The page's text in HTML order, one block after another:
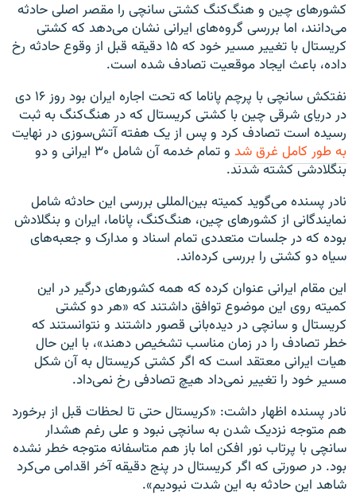
کشورهای چین و هنگ‌کنگ کشتی سانچی را مقصر اصلی حادثه
می‌دانند، اما بررسی گروه‌های ایرانی نشان می‌دهد که کشتی
کریستال با تغییر مسیر خود که ۱۵ دقیقه قبل از وقوع حادثه رخ
داده، باعث ایجاد موقعیت تصادف شده است.
نفتکش سانچی با پرچم پاناما که تحت اجاره ایران بود روز ۱۶ دی
در دریای شرقی چین با کشتی کریستال که در هنگ‌کنگ به ثبت
رسیده است تصادف کرد و پس از یک هفته آتش‌سوزی در نهایت
به طور کامل غرق شد
و تمام خدمه آن شامل ۳۰ ایرانی و دو
بنگلادشی کشته شدند.
نادر پسنده می‌گوید کمیته بین‌المللی بررسی این حادثه شامل
نمایندگانی از کشورهای چین، هنگ‌کنگ، پاناما، ایران و بنگلادش
بوده که در جلسات متعددی تمام اسناد و مدارک و جعبه‌های
سیاه دو کشتی را بررسی کرده‌اند.
این مقام ایرانی عنوان کرده که همه کشورهای درگیر در این
کمیته روی این موضوع توافق داشتند که «هر دو کشتی
کریستال و سانچی در دیده‌بانی قصور داشتند و نتوانستند که
خطر تصادف را در زمان مناسب تشخیص دهند»، با این حال
هیات ایرانی معتقد است که اگر کشتی کریستال به آن شکل
مسیر خود را تغییر نمی‌داد هیچ تصادفی رخ نمی‌داد.
نادر پسنده اظهار داشت: «کریستال حتی تا لحظات قبل از برخورد
هم متوجه نزدیک شدن به سانچی نبود و علی رغم هشدار
سانچی با پرتاب نور افکن اما باز هم متاسفانه متوجه خطر نشده
بود. در صورتی که اگر کریستال در پنج دقیقه آخر اقدامی می‌کرد
شاهد این حادثه به این شدت نبودیم».